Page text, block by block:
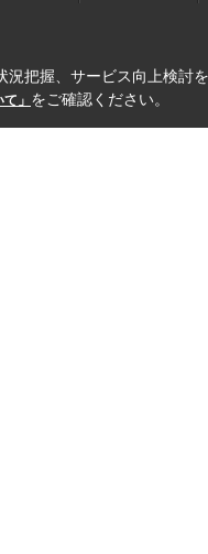
況把握、サービス向上検討
」 をご確認ください。